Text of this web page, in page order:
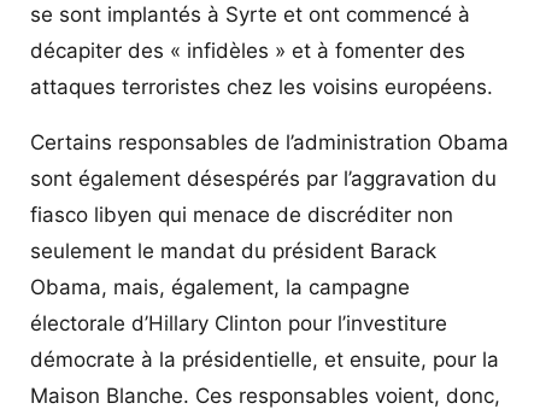
se sont implantés à Syrte et ont commencé à
décapiter des « infidèles » et à fomenter des
attaques terroristes chez les voisins européens.
Certains responsables de l’administration Obama
sont également désespérés par l’aggravation du
fiasco libyen qui menace de discréditer non
seulement le mandat du président Barack
Obama, mais, également, la campagne
électorale d’Hillary Clinton pour l’investiture
démocrate à la présidentielle, et ensuite, pour la
Maison Blanche. Ces responsables voient, donc,